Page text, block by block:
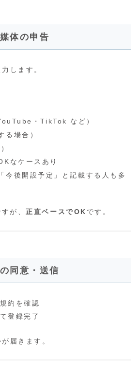
体の申告
します。
・TikTok など）
る場合）
なケースあり
今後開設予定」と記載する人も多
が、正直ベースでOK です。
同意・送信
約を確認
登録完了
が届きます。